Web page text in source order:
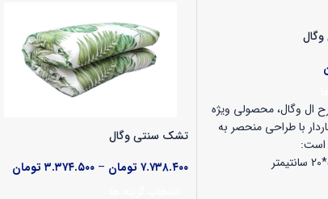
وگال
ال وگال، محصولی ویژه
با طراحی منحصر به
است:
تشک سنتی وگال
۷.۷۳۸.۴۰۰ تومان – ۳.۳۷۴.۵۰۰ تومان